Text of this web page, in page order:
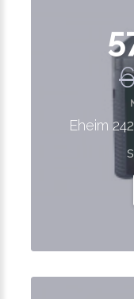
Eheim